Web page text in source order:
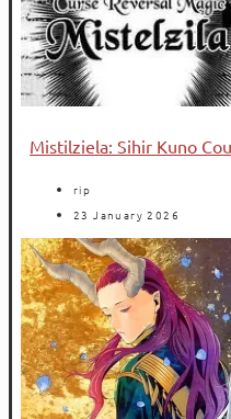
Mistilziela: Sihir Kuno
rip
23 January 2026